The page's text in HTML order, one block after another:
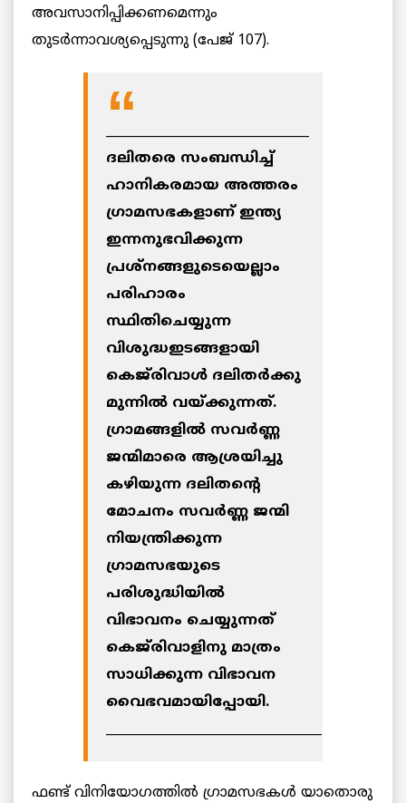
അവസാനിപ്പിക്കണമെന്നും
തുടര്‍ന്നാവശ്യപ്പെടുന്നു (പേജ് 107).
ദലിതരെ സംബന്ധിച്ച്
ഹാനികരമായ അത്തരം
ഗ്രാമസഭകളാണ് ഇന്ത്യ
ഇന്നനുഭവിക്കുന്ന
പ്രശ്‌നങ്ങളുടെയെല്ലാം
പരിഹാരം
സ്ഥിതിചെയ്യുന്ന
വിശുദ്ധഇടങ്ങളായി
കെജ്‌രിവാള്‍ ദലിതര്‍ക്കു
മുന്നില്‍ വയ്ക്കുന്നത്.
ഗ്രാമങ്ങളില്‍ സവര്‍ണ്ണ
ജന്മിമാരെ ആശ്രയിച്ചു
കഴിയുന്ന ദലിതന്റെ
മോചനം സവര്‍ണ്ണ ജന്മി
നിയന്ത്രിക്കുന്ന
ഗ്രാമസഭയുടെ
പരിശുദ്ധിയില്‍
വിഭാവനം ചെയ്യുന്നത്
കെജ്‌രിവാളിനു മാത്രം
സാധിക്കുന്ന വിഭാവന
വൈഭവമായിപ്പോയി.
ഫണ്ട് വിനിയോഗത്തില്‍ ഗ്രാമസഭകള്‍ യാതൊരു